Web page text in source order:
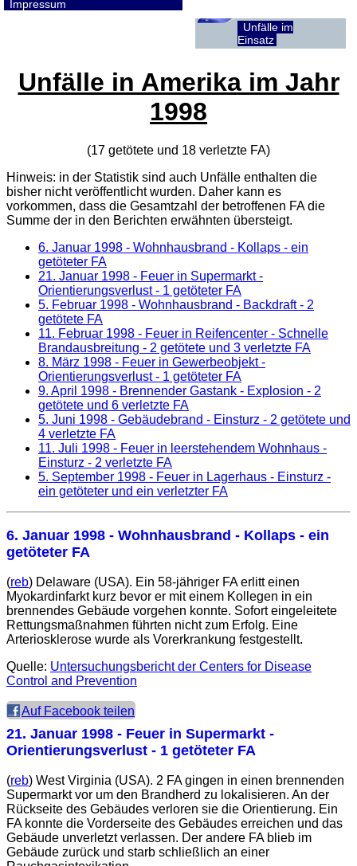
Impressum
Unfälle im
Einsatz
Unfälle in Amerika im Jahr
1998
(17 getötete und 18 verletzte FA)
Hinweis: in der Statistik sind auch Unfälle enthalten die
bisher nicht veröffentlicht wurden. Daher kann es
vorkommen, dass die Gesamtzahl der betroffenen FAdie
Summe der in den Berichten erwähnten übersteigt.
6. Januar 1998 - Wohnhausbrand - Kollaps - ein
getöteter FA
21. Januar 1998 - Feuer in Supermarkt -
Orientierungsverlust - 1 getöteter FA
5. Februar 1998 - Wohnhausbrand - Backdraft - 2
getötete FA
11. Februar 1998 - Feuer in Reifencenter - Schnelle
Brandausbreitung - 2 getötete und 3 verletzte FA
8. März 1998 - Feuer in Gewerbeobjekt -
Orientierungsverlust - 1 getöteter FA
9. April 1998 - Brennender Gastank - Explosion - 2
getötete und 6 verletzte FA
5. Juni 1998 - Gebäudebrand - Einsturz - 2 getötete und
4 verletzte FA
11. Juli 1998 - Feuer in leerstehendem Wohnhaus -
Einsturz - 2 verletzte FA
5. September 1998 - Feuer in Lagerhaus - Einsturz -
ein getöteter und ein verletzter FA
6. Januar 1998 - Wohnhausbrand - Kollaps - ein
getöteter FA
(reb) Delaware (USA). Ein 58-jähriger FA erlitt einen
Myokardinfarkt kurz bevor er mit einem Kollegen in ein
brennendes Gebäude vorgehen konnte. Sofort eingeleitete
Rettungsmaßnahmen führten nicht zum Erfolg. Eine
Arteriosklerose wurde als Vorerkrankung festgestellt.
Quelle: Untersuchungsbericht der Centers for Disease
Control and Prevention
Auf Facebook teilen
21. Januar 1998 - Feuer in Supermarkt -
Orientierungsverlust - 1 getöteter FA
(reb) West Virginia (USA). 2 FA gingen in einen brennenden
Supermarkt vor um den Brandherd zu lokalisieren. An der
Rückseite des Gebäudes verloren sie die Orientierung. Ein
FA konnte die Vorderseite des Gebäudes erreichen und das
Gebäude unverletzt verlassen. Der andere FA blieb im
Gebäude zurück und starb schließlich an einer